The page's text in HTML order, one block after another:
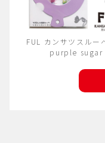
FUL カンサツスルー
purple sugar